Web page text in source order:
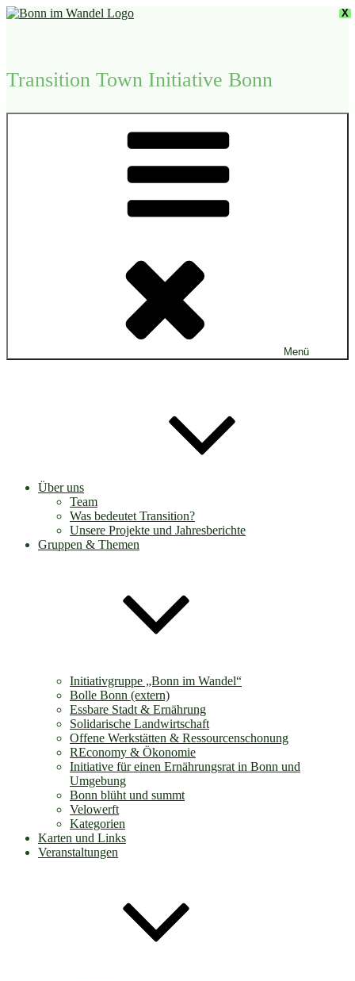
Zum
Transition Town Initiative Bonn
Menü
Über uns
Team
Was bedeutet Transition?
Unsere Projekte und Jahresberichte
Gruppen & Themen
Initiativgruppe „Bonn im Wandel“
Bolle Bonn (extern)
Essbare Stadt & Ernährung
Solidarische Landwirtschaft
Offene Werkstätten & Ressourcenschonung
REconomy & Ökonomie
Initiative für einen Ernährungsrat in Bonn und
Umgebung
Bonn blüht und summt
Velowerft
Kategorien
Karten und Links
Veranstaltungen
X